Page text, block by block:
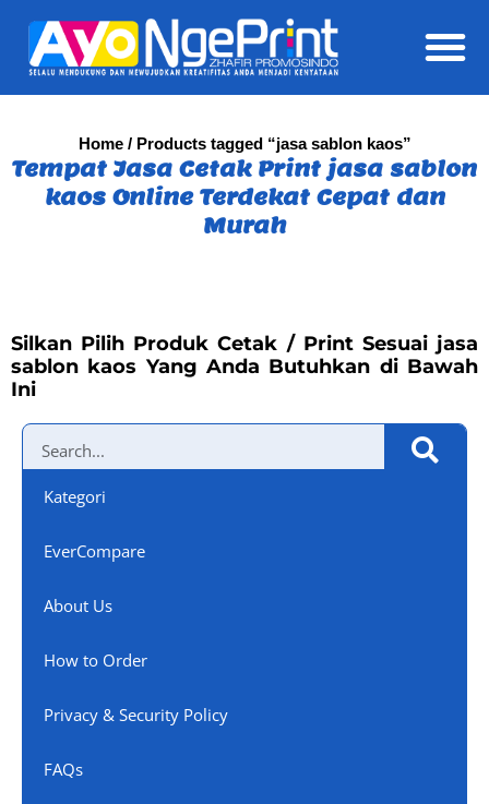
Home/ Products tagged “jasa sablon kaos”
Tempat Jasa Cetak Print jasa sablon
kaos Online Terdekat Cepat dan
Murah
Silkan Pilih Produk Cetak / Print Sesuai jasa
sablon kaos Yang Anda Butuhkan di Bawah
Ini
Kategori
EverCompare
About Us
How to Order
Privacy & Security Policy
FAQs